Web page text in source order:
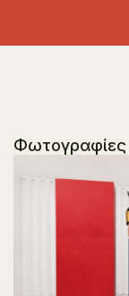
Φωτογραφίες